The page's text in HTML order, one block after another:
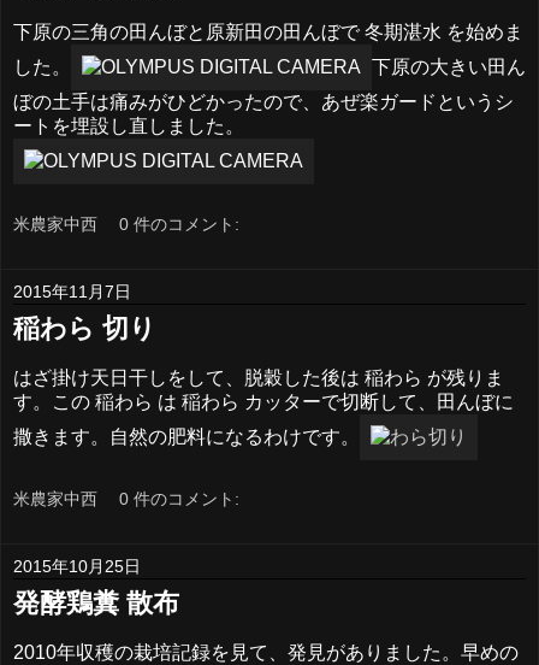
下原の三角の田んぼと原新田の田んぼで 冬期湛水 を始めま
した。
下原の大きい田ん
ぼの土手は痛みがひどかったので、あぜ楽ガードというシ
ートを埋設し直しました。
米農家中西 0 件のコメント:
2015年11月7日
稲わら 切り
はざ掛け天日干しをして、脱穀した後は 稲わら が残りま
す。この 稲わら は 稲わら カッターで切断して、田んぼに
撒きます。自然の肥料になるわけです。
米農家中西 0 件のコメント:
2015年10月25日
発酵鶏糞 散布
2010年収穫の栽培記録を見て、発見がありました。早めの